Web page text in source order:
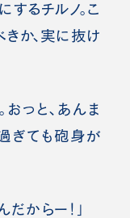
るチルノ。こ
か、実に抜け
おっと、あんま
ぎても砲身が
だからー！」